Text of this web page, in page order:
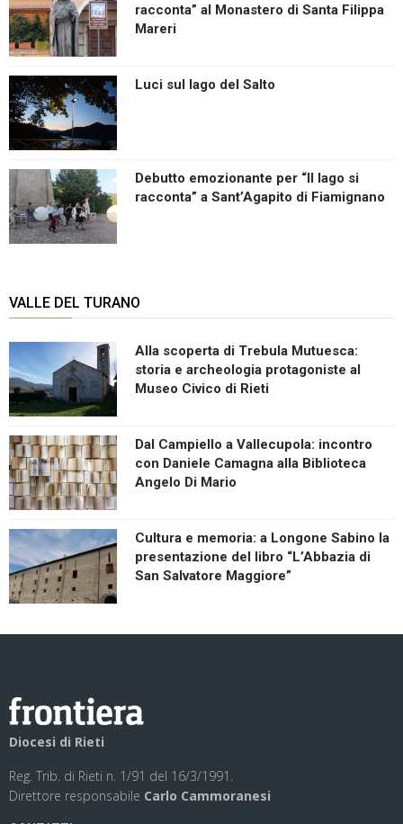
racconta” al Monastero di Santa Filippa
Mareri
Luci sul lago del Salto
Debutto emozionante per “Il lago si
racconta” a Sant’Agapito di Fiamignano
VALLE DEL TURANO
Alla scoperta di Trebula Mutuesca:
storia e archeologia protagoniste al
Museo Civico di Rieti
Dal Campiello a Vallecupola: incontro
con Daniele Camagna alla Biblioteca
Angelo Di Mario
Cultura e memoria: a Longone Sabino la
presentazione del libro “L’Abbazia di
San Salvatore Maggiore”
Diocesi di Rieti
Reg. Trib. di Rieti n. 1/91 del 16/3/1991.
Direttore responsabile Carlo Cammoranesi